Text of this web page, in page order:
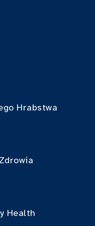
Hrabstwa
Health